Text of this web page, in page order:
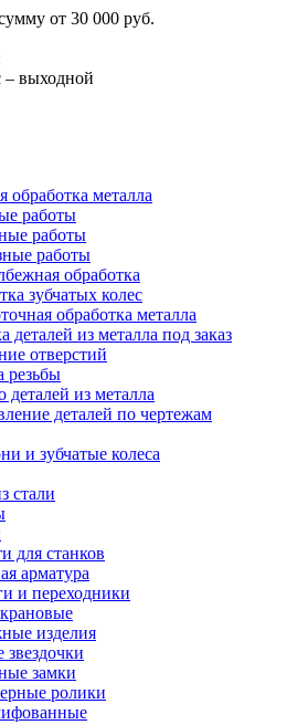
от 30 000 руб.
выходной
обработка металла
работы
работы
работы
обработка
зубчатых колес
обработка металла
деталей из металла под заказ
отверстий
резьбы
деталей из металла
деталей по чертежам
и зубчатые колеса
стали
для станков
арматура
и переходники
изделия
замки
ролики